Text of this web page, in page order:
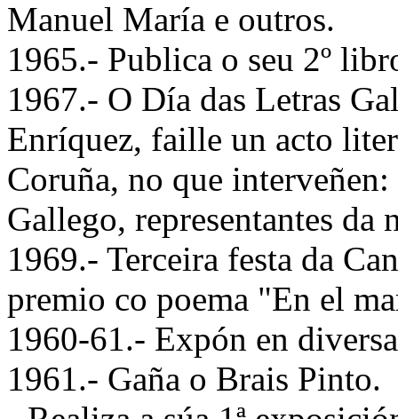
Manuel María e outros.
1965.- Publica o seu 2º
1967.- O Día das Letras
Enríquez, faille un acto
Coruña, no que
Gallego, representantes da
1969.- Terceira festa da
premio co poema "En el
1960-61.- Expón en
1961.- Gaña o Brais Pinto.